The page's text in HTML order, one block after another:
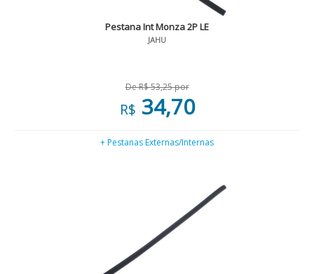
Pestana Int Monza 2P LE
JAHU
De R$ 53,25 por
R$ 34,70
+ Pestanas Externas/Internas